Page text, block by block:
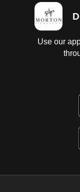
interiores
instrumentos
tacometro
chasis con
por accidente y
federal 2025,
tenencias en
Use our